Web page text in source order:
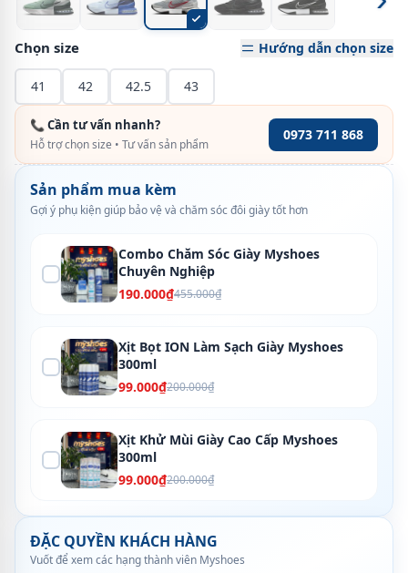
Chọn size Hướng dẫn chọn size
41 42 42.5 43
📞 Cần tư vấn nhanh?
Hỗ trợ chọn size • Tư vấn sản phẩm
0973 711 868
Sản phẩm mua kèm
Gợi ý phụ kiện giúp bảo vệ và chăm sóc đôi giày tốt hơn
Combo Chăm Sóc Giày Myshoes
Chuyên Nghiệp
190.000₫455.000₫
Xịt Bọt ION Làm Sạch Giày Myshoes
300ml
99.000₫200.000₫
Xịt Khử Mùi Giày Cao Cấp Myshoes
300ml
99.000₫200.000₫
ĐẶC QUYỀN KHÁCH HÀNG
Vuốt để xem các hạng thành viên Myshoes